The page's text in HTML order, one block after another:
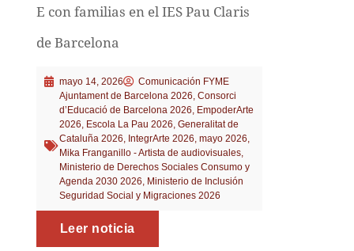
E con familias en el IES Pau Claris
de Barcelona
mayo 14, 2026
Comunicación FYME
Ajuntament de Barcelona 2026, Consorci
d’Educació de Barcelona 2026, EmpoderArte
2026, Escola La Pau 2026, Generalitat de
Cataluña 2026, IntegrArte 2026, mayo 2026,
Mika Franganillo - Artista de audiovisuales,
Ministerio de Derechos Sociales Consumo y
Agenda 2030 2026, Ministerio de Inclusión
Seguridad Social y Migraciones 2026
Leer noticia